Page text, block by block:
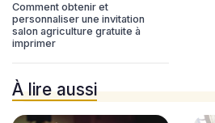
Comment obtenir et
personnaliser une invitation
salon agriculture gratuite à
imprimer
À lire aussi